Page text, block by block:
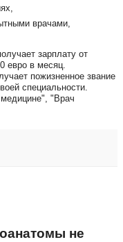
врачами,
зарплату от
евро в месяц.
пожизненное звание
специальности.
"Врач
не